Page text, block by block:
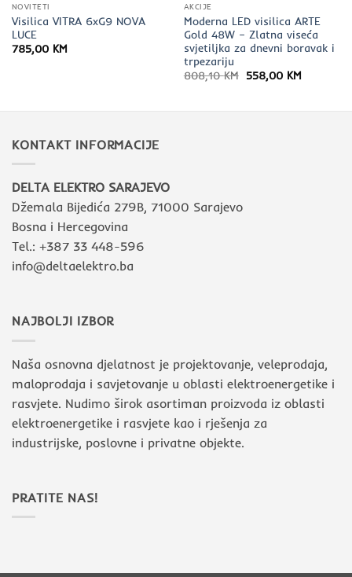
NOVITETI
Visilica VITRA 6xG9 NOVA
LUCE
785,00 KM
AKCIJE
Moderna LED visilica ARTE
Gold 48W – Zlatna viseća
svjetiljka za dnevni boravak i
trpezariju
808,10KM Izvorna
cijena
558,00 KMTrenutna
KONTAKT INFORMACIJE
DELTA ELEKTRO SARAJEVO
Džemala Bijedića 279B, 71000 Sarajevo
Bosna i Hercegovina
Tel.: +387 33 448-596
info@deltaelektro.ba
NAJBOLJI IZBOR
Naša osnovna djelatnost je projektovanje, veleprodaja,
maloprodaja i savjetovanje u oblasti elektroenergetike i
rasvjete. Nudimo širok asortiman proizvoda iz oblasti
elektroenergetike i rasvjete kao i rješenja za
industrijske, poslovne i privatne objekte.
PRATITE NAS!